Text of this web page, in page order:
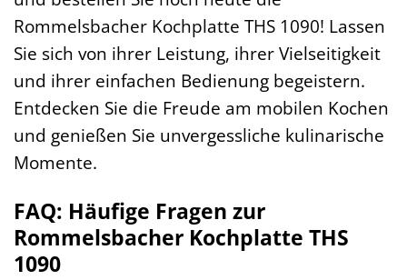
Rommelsbacher Kochplatte THS 1090! Lassen
Sie sich von ihrer Leistung, ihrer Vielseitigkeit
und ihrer einfachen Bedienung begeistern.
Entdecken Sie die Freude am mobilen Kochen
und genießen Sie unvergessliche kulinarische
Momente.
FAQ: Häufige Fragen zur
Rommelsbacher Kochplatte THS
1090